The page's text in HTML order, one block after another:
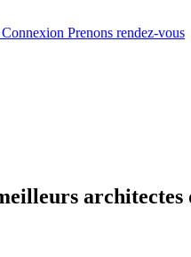
Connexion Prenons rendez-vous
architectes